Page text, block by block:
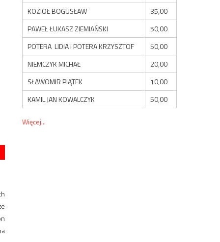
KOZIOŁ BOGUSŁAW
35,00
PAWEŁ ŁUKASZ ZIEMIAŃSKI
50,00
POTERA LIDIA i POTERA KRZYSZTOF
50,00
NIEMCZYK MICHAŁ
20,00
SŁAWOMIR PIĄTEK
10,00
KAMIL JAN KOWALCZYK
50,00
Więcej...